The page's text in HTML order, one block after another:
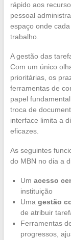
rápido aos
pessoal
espaço onde
trabalho.
A gestão das
Com um único
prioritárias, os
ferramentas de
papel
troca de
interface limita a
eficazes.
As seguintes
do MBN no dia a
Um acesso
instituição
Uma gestão
de atribuir
Ferramentas
progressos,